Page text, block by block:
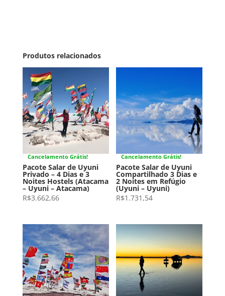
Produtos relacionados
Cancelamento Grátis!
Pacote Salar de Uyuni
Privado – 4 Dias e 3
Noites Hostels (Atacama
– Uyuni – Atacama)
R$3.662,66
Cancelamento Grátis!
Pacote Salar de Uyuni
Compartilhado 3 Dias e
2 Noites em Refúgio
(Uyuni – Uyuni)
R$1.731,54